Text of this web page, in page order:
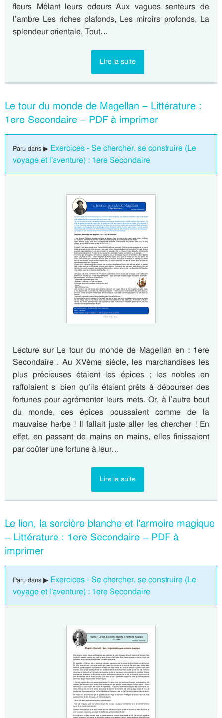
fleurs Mêlant leurs odeurs Aux vagues senteurs de
l’ambre Les riches plafonds, Les miroirs profonds, La
splendeur orientale, Tout…
Lire la suite
Le tour du monde de Magellan – Littérature :
1ere Secondaire – PDF à imprimer
Paru dans ▶ Exercices - Se chercher, se construire (Le
voyage et l'aventure) : 1ere Secondaire
Lecture sur Le tour du monde de Magellan en : 1ere
Secondaire . Au XVème siècle, les marchandises les
plus précieuses étaient les épices ; les nobles en
raffolaient si bien qu’ils étaient prêts à débourser des
fortunes pour agrémenter leurs mets. Or, à l’autre bout
du monde, ces épices poussaient comme de la
mauvaise herbe ! Il fallait juste aller les chercher ! En
effet, en passant de mains en mains, elles finissaient
par coûter une fortune à leur…
Lire la suite
Le lion, la sorcière blanche et l’armoire magique
– Littérature : 1ere Secondaire – PDF à
imprimer
Paru dans ▶ Exercices - Se chercher, se construire (Le
voyage et l'aventure) : 1ere Secondaire